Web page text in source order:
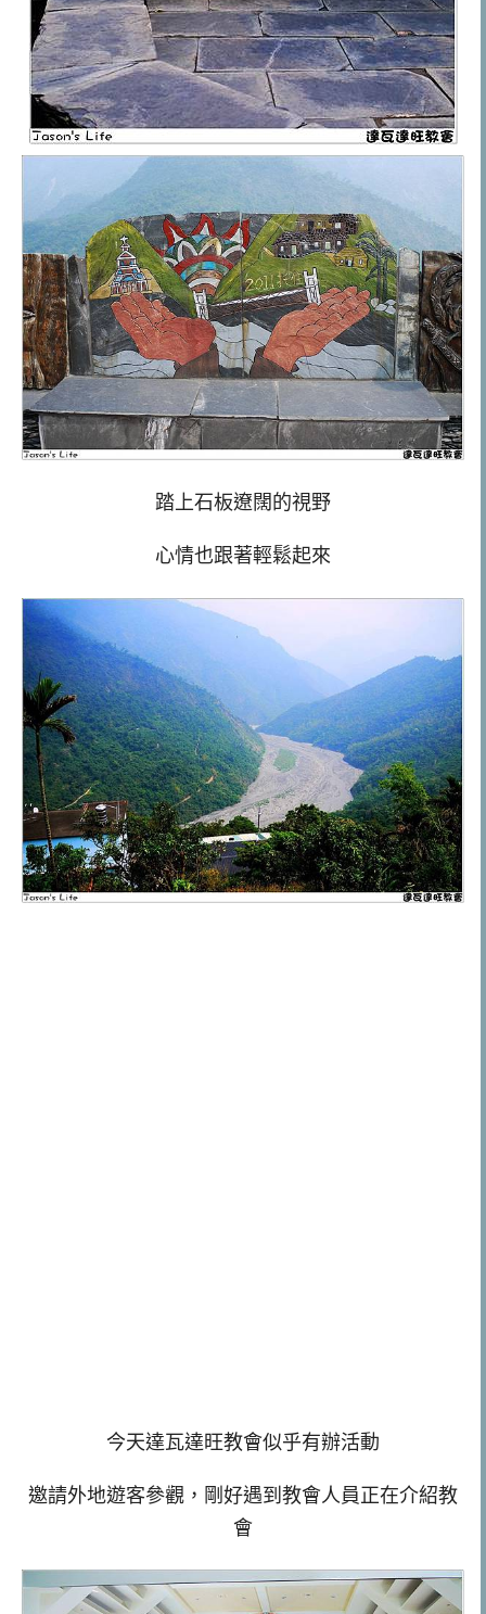
踏上石板遼闊的視野
心情也跟著輕鬆起來
今天達瓦達旺教會似乎有辦活動
邀請外地遊客參觀，剛好遇到教會人員正在介紹教
會